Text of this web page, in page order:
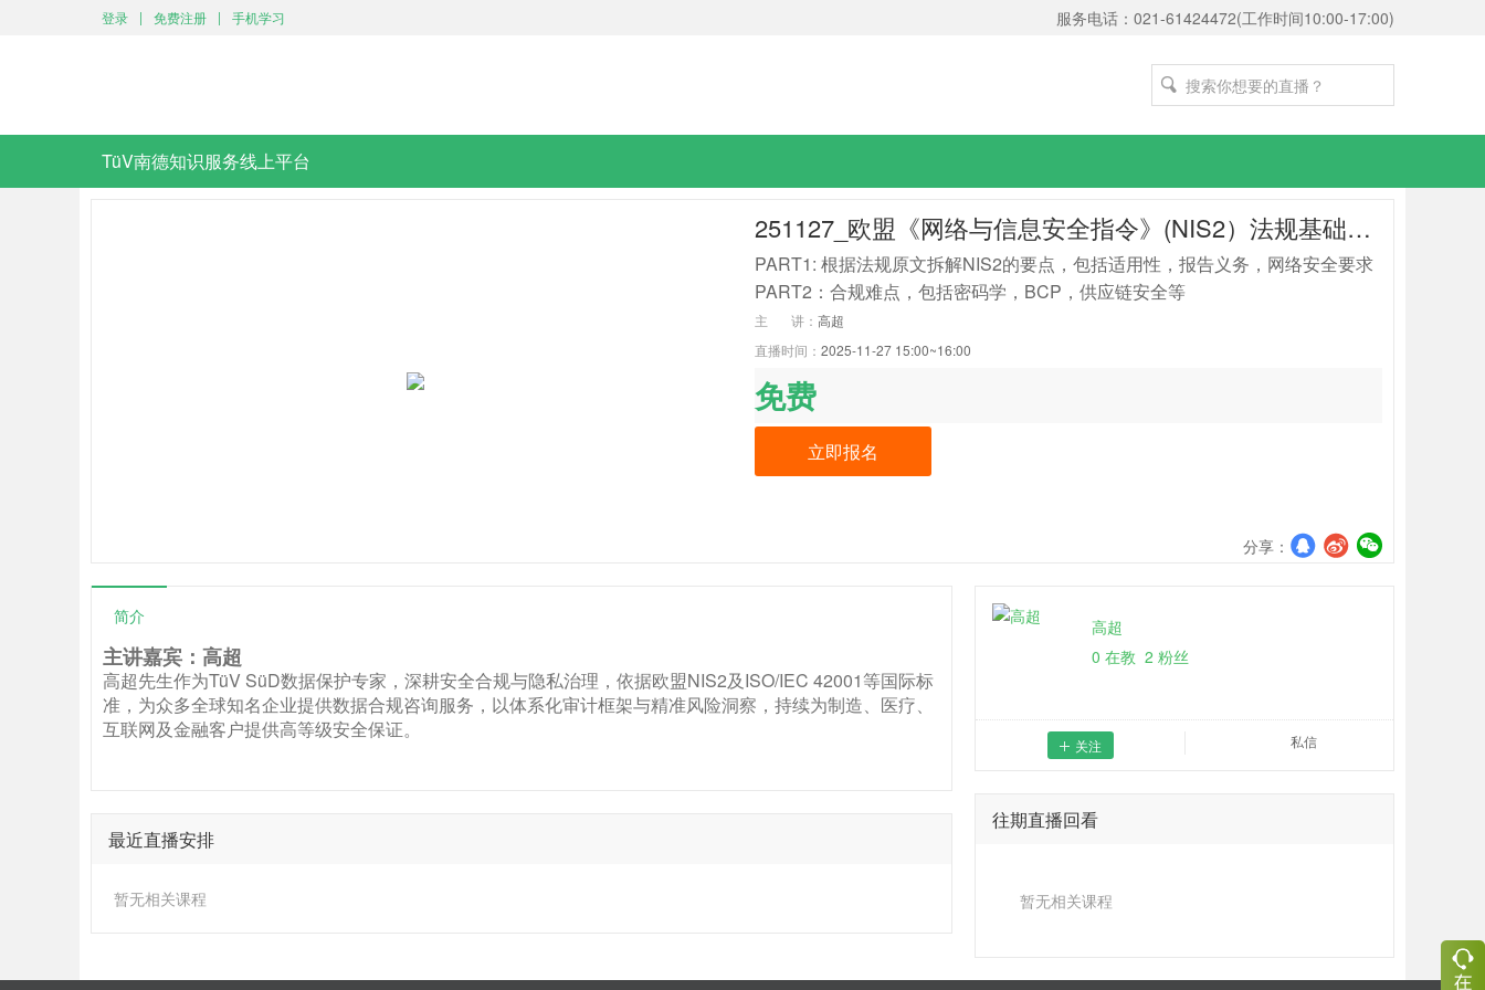
登录 | 免费注册 | 手机学习 服务电话：021-61424472(工作时间10:00-17:00)

TüV南德知识服务线上平台
251127_欧盟《网络与信息安全指令》(NIS2）法规基础与合规难点
PART1: 根据法规原文拆解NIS2的要点，包括适用性，报告义务，网络安全要求
PART2：合规难点，包括密码学，BCP，供应链安全等
主 讲： 高超
直播时间： 2025-11-27 15:00~16:00
免费
立即报名
分享：
简介
主讲嘉宾：高超
高超先生作为TüV SüD数据保护专家，深耕安全合规与隐私治理，依据欧盟NIS2及ISO/IEC 42001等国际标
准，为众多全球知名企业提供数据合规咨询服务，以体系化审计框架与精准风险洞察，持续为制造、医疗、
互联网及金融客户提供高等级安全保证。
最近直播安排
暂无相关课程
高超
0 在教 2 粉丝
 关注 私信
往期直播回看
暂无相关课程